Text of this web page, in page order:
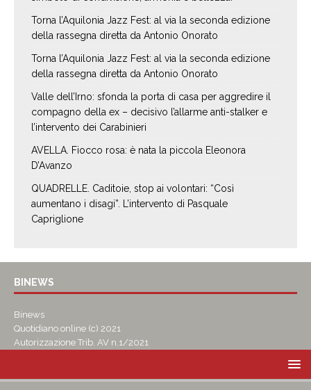
Torna l’Aquilonia Jazz Fest: al via la seconda edizione
della rassegna diretta da Antonio Onorato
Torna l’Aquilonia Jazz Fest: al via la seconda edizione
della rassegna diretta da Antonio Onorato
Valle dell’Irno: sfonda la porta di casa per aggredire il
compagno della ex – decisivo l’allarme anti-stalker e
l’intervento dei Carabinieri
AVELLA. Fiocco rosa: è nata la piccola Eleonora
D’Avanzo
QUADRELLE. Caditoie, stop ai volontari: “Così
aumentano i disagi”. L’intervento di Pasquale
Capriglione
BINEWS
Binews
Quotidiano online (c) 2021
Autorizzazione Trib. AV n.1/2021